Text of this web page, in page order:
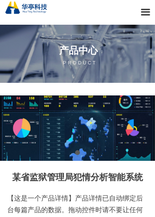
끀
首页
关于我们
产品中心
新闻动态
解决方案
产品中心
PRODUCT
【这是一个产品详情】产品详情已自动绑定后
台每篇产品的数据。拖动控件时请不要让任何
某省监狱管理局犯情分析智能系统